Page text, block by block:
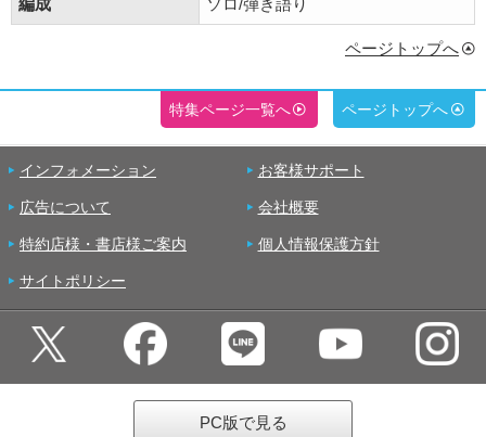
編成 ソロ/弾き語り
ページトップへ
特集ページ一覧へ ページトップへ
インフォメーション お客様サポート
広告について 会社概要
特約店様・書店様ご案内 個人情報保護方針
サイトポリシー
PC版で見る